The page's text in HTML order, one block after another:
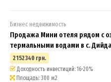
Бизнес недвижимость
Продажа Мини отеля рядом с
термальными водами в с.
2 152 340 грн.
Доходность инвестиций: 16-20%
Площадь: 300 м2